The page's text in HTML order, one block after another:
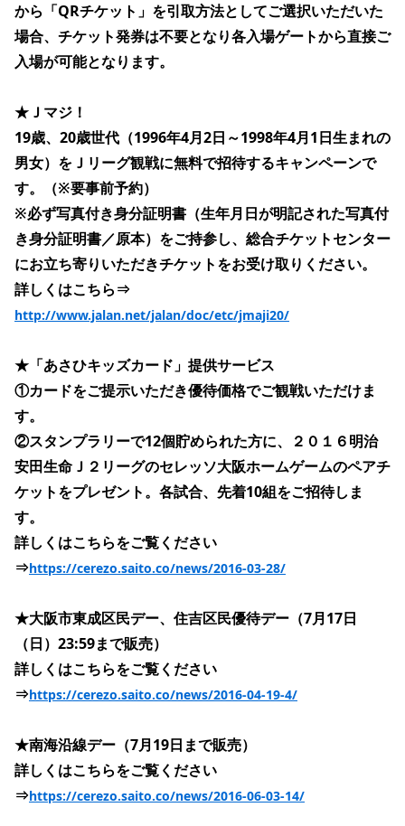
から 「QRチケット」を引取方法としてご選択いただいた
場合、チケット発券は不要となり各入場ゲートから直接ご
入場が可能となります。
★Ｊマジ！
19歳、20歳世代（1996年4月2日～1998年4月1日生まれの
男女）をＪリーグ観戦に無料で招待するキャンペーンで
す。（※要事前予約）
※必ず写真付き身分証明書（生年月日が明記された写真付
き身分証明書／原本）をご持参し、総合チケットセンター
にお立ち寄りいただきチケットをお受け取りください。
http://www.jalan.net/jalan/doc/etc/jmaji20/
★「あさひキッズカード」提供サービス
①カードをご提示いただき優待価格でご観戦いただけま
す。
②スタンプラリーで12個貯められた方に、２０１６明治
安田生命Ｊ２リーグのセレッソ大阪ホームゲームのペアチ
ケットをプレゼント。各試合、先着10組をご招待しま
す。
詳しくはこちらをご覧ください
⇒https://cerezo.saito.co/news/2016-03-28/
★大阪市東成区民デー、住吉区民優待デー（7月17日
（日）23:59まで販売）
詳しくはこちらをご覧ください
⇒https://cerezo.saito.co/news/2016-04-19-4/
★南海沿線デー（7月19日まで販売）
詳しくはこちらをご覧ください
⇒https://cerezo.saito.co/news/2016-06-03-14/